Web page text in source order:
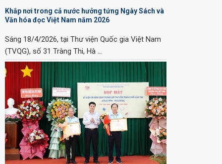
Khắp nơi trong cả nước hưởng tứng Ngày Sách và
Văn hóa đọc Việt Nam năm 2026
Sáng 18/4/2026, tại Thư viện Quốc gia Việt Nam
(TVQG), số 31 Tràng Thi, Hà …